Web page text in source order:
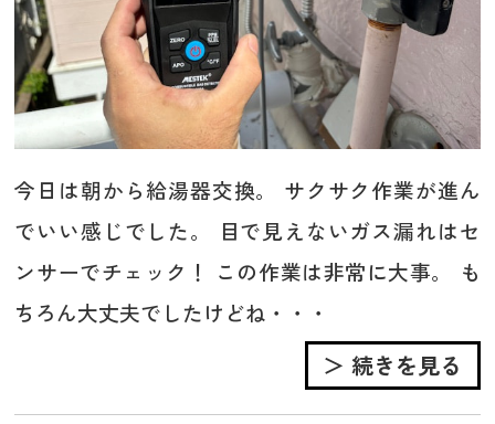
今日は朝から給湯器交換。 サクサク作業が進ん
でいい感じでした。 目で見えないガス漏れはセ
ンサーでチェック！ この作業は非常に大事。 も
ちろん大丈夫でしたけどね・・・
＞ 続きを見る